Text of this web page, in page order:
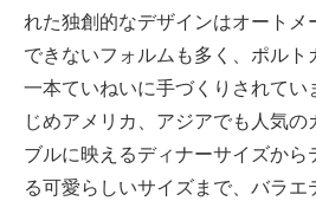
れた独創的なデザインはオートメ
できないフォルムも多く、ポルト
一本ていねいに手づくりされてい
じめアメリカ、アジアでも人気の
ブルに映えるディナーサイズから
る可愛らしいサイズまで、バラエ